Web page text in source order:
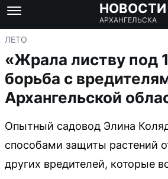
НОВОСТИ
АРХАНГЕЛЬСКА
ЛЕТО
«Жрала листву под
борьба с
Архангельской
Опытный садовод Элина
способами защиты растений
других вредителей, которые